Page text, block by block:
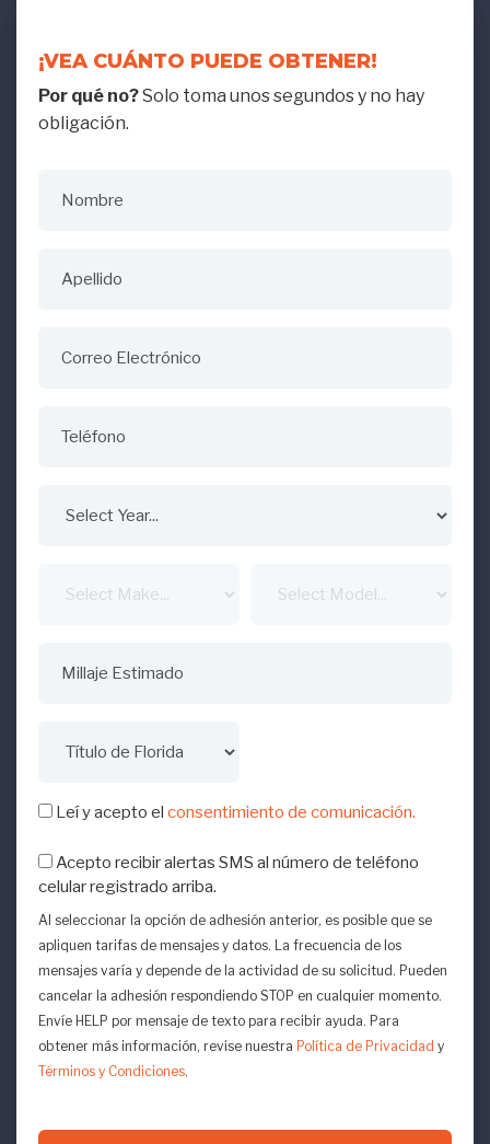
¡VEA CUÁNTO PUEDE OBTENER!
Por qué no?Solo toma unos segundos y no hay
obligación.
Leí y acepto el consentimiento de comunicación.
Acepto recibir alertas SMS al número de teléfono
celular registrado arriba.
Al seleccionar la opción de adhesión anterior, es posible que se
apliquen tarifas de mensajes y datos. La frecuencia de los
mensajes varía y depende de la actividad de su solicitud. Pueden
cancelar la adhesión respondiendo STOP en cualquier momento.
Envíe HELP por mensaje de texto para recibir ayuda. Para
obtener más información, revise nuestra Política de Privacidad y
Términos y Condiciones.